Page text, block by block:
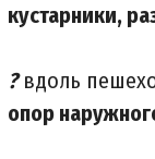
кустарники,
?вдоль
опор